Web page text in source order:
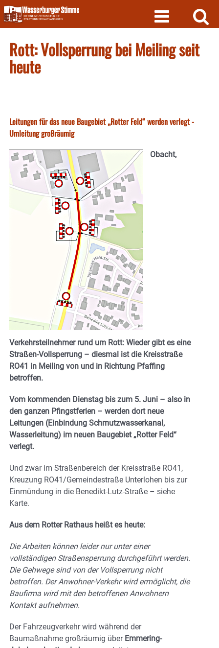
Skip
to
content
Rott: Vollsperrung bei Meiling seit
heute
Leitungen für das neue Baugebiet „Rotter Feld“ werden verlegt -
Umleitung großräumig
Obacht,
Verkehrsteilnehmer rund um Rott: Wieder gibt es eine
Straßen-Vollsperrung – diesmal ist die Kreisstraße
RO41 in Meiling von und in Richtung Pfaffing
betroffen.
Vom kommenden Dienstag bis zum 5. Juni – also in
den ganzen Pfingstferien – werden dort neue
Leitungen (Einbindung Schmutzwasserkanal,
Wasserleitung) im neuen Baugebiet „Rotter Feld“
verlegt.
Und zwar im Straßenbereich der Kreisstraße RO41,
Kreuzung RO41/Gemeindestraße Unterlohen bis zur
Einmündung in die Benedikt-Lutz-Straße – siehe
Karte.
Aus dem Rotter Rathaus heißt es heute:
Die Arbeiten können leider nur unter einer
vollständigen Straßensperrung durchgeführt werden.
Die Gehwege sind von der Vollsperrung nicht
betroffen. Der Anwohner-Verkehr wird ermöglicht, die
Baufirma wird mit den betroffenen Anwohnern
Kontakt aufnehmen.
Der Fahrzeugverkehr wird während der
Baumaßnahme großräumig über Emmering-